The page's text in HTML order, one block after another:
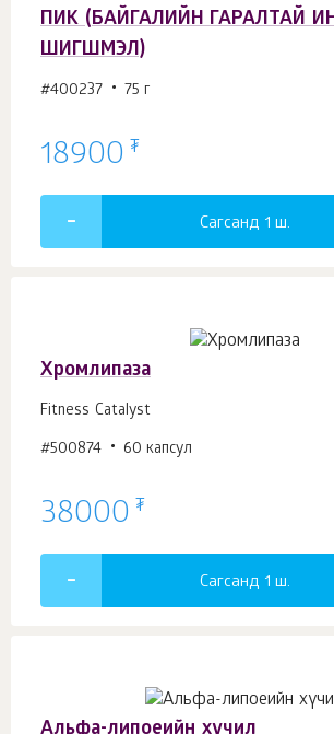
ПИК (БАЙГАЛИЙН ГАРАЛТАЙ
ШИГШМЭЛ)
#400237 75 г
18900 ₮
Сагсанд 1 ш.
Хромлипаза
Fitness Catalyst
#500874 60 капсул
38000 ₮
Сагсанд 1 ш.